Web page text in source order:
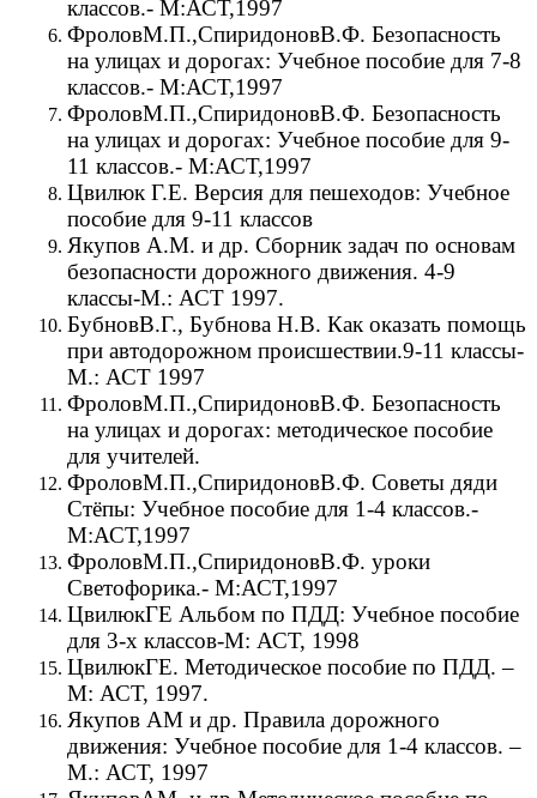
классов.- М:АСТ,1997
ФроловМ.П.,СпиридоновВ.Ф. Безопасность
на улицах и дорогах: Учебное пособие для 7-8
классов.- М:АСТ,1997
ФроловМ.П.,СпиридоновВ.Ф. Безопасность
на улицах и дорогах: Учебное пособие для 9-
11 классов.- М:АСТ,1997
Цвилюк Г.Е. Версия для пешеходов: Учебное
пособие для 9-11 классов
Якупов А.М. и др. Сборник задач по основам
безопасности дорожного движения. 4-9
классы-М.: АСТ 1997.
БубновВ.Г., Бубнова Н.В. Как оказать помощь
при автодорожном происшествии.9-11 классы-
М.: АСТ 1997
ФроловМ.П.,СпиридоновВ.Ф. Безопасность
на улицах и дорогах: методическое пособие
для учителей.
ФроловМ.П.,СпиридоновВ.Ф. Советы дяди
Стёпы: Учебное пособие для 1-4 классов.-
М:АСТ,1997
ФроловМ.П.,СпиридоновВ.Ф. уроки
Светофорика.- М:АСТ,1997
ЦвилюкГЕ Альбом по ПДД: Учебное пособие
для 3-х классов-М: АСТ, 1998
ЦвилюкГЕ. Методическое пособие по ПДД. –
М: АСТ, 1997.
Якупов АМ и др. Правила дорожного
движения: Учебное пособие для 1-4 классов. –
М.: АСТ, 1997